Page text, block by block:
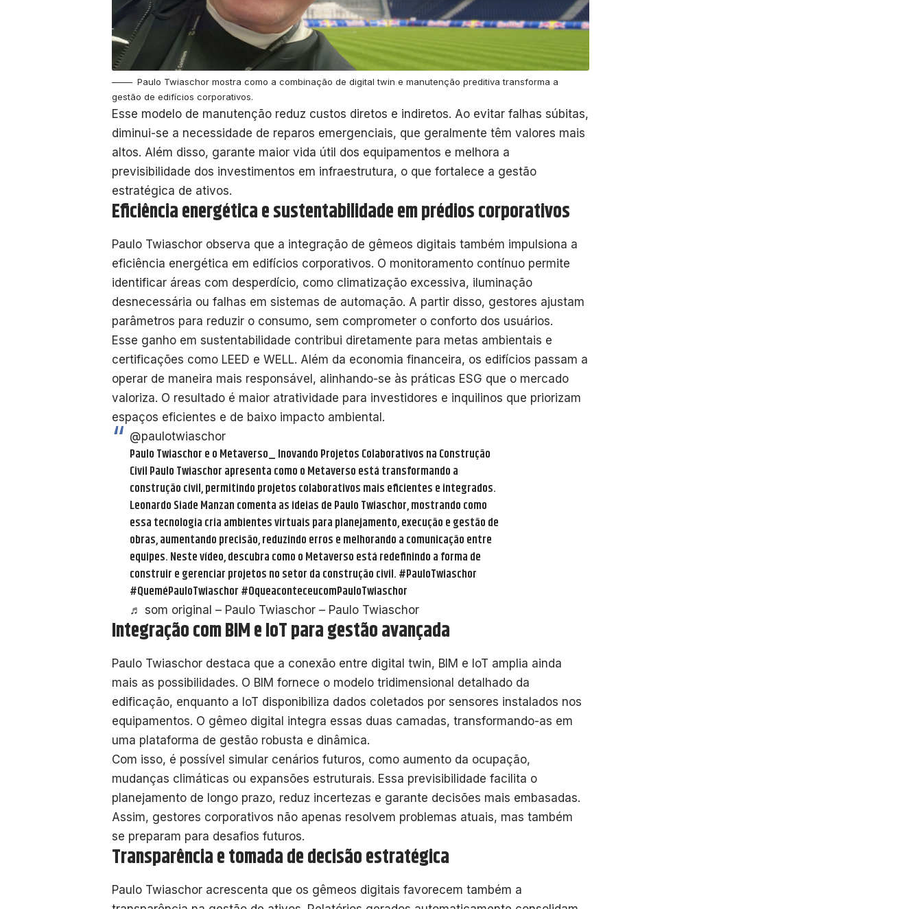
Paulo Twiaschor mostra como a combinação de digital twin e manutenção preditiva transforma a
gestão de edifícios corporativos.
Esse modelo de manutenção reduz custos diretos e indiretos. Ao evitar falhas súbitas,
diminui-se a necessidade de reparos emergenciais, que geralmente têm valores mais
altos. Além disso, garante maior vida útil dos equipamentos e melhora a
previsibilidade dos investimentos em infraestrutura, o que fortalece a gestão
estratégica de ativos.
Eficiência energética e sustentabilidade em prédios corporativos
Paulo Twiaschor observa que a integração de gêmeos digitais também impulsiona a
eficiência energética em edifícios corporativos. O monitoramento contínuo permite
identificar áreas com desperdício, como climatização excessiva, iluminação
desnecessária ou falhas em sistemas de automação. A partir disso, gestores ajustam
parâmetros para reduzir o consumo, sem comprometer o conforto dos usuários.
Esse ganho em sustentabilidade contribui diretamente para metas ambientais e
certificações como LEED e WELL. Além da economia financeira, os edifícios passam a
operar de maneira mais responsável, alinhando-se às práticas ESG que o mercado
valoriza. O resultado é maior atratividade para investidores e inquilinos que priorizam
espaços eficientes e de baixo impacto ambiental.
@paulotwiaschor
Paulo Twiaschor e o Metaverso_ Inovando Projetos Colaborativos na Construção
Civil Paulo Twiaschor apresenta como o Metaverso está transformando a
construção civil, permitindo projetos colaborativos mais eficientes e integrados.
Leonardo Siade Manzan comenta as ideias de Paulo Twiaschor, mostrando como
essa tecnologia cria ambientes virtuais para planejamento, execução e gestão de
obras, aumentando precisão, reduzindo erros e melhorando a comunicação entre
equipes. Neste vídeo, descubra como o Metaverso está redefinindo a forma de
construir e gerenciar projetos no setor da construção civil.#PauloTwiaschor
#QueméPauloTwiaschor#OqueaconteceucomPauloTwiaschor
♬ som original – Paulo Twiaschor – Paulo Twiaschor
Integração com BIM e IoT para gestão avançada
Paulo Twiaschor destaca que a conexão entre digital twin, BIM e IoT amplia ainda
mais as possibilidades. O BIM fornece o modelo tridimensional detalhado da
edificação, enquanto a IoT disponibiliza dados coletados por sensores instalados nos
equipamentos. O gêmeo digital integra essas duas camadas, transformando-as em
uma plataforma de gestão robusta e dinâmica.
Com isso, é possível simular cenários futuros, como aumento da ocupação,
mudanças climáticas ou expansões estruturais. Essa previsibilidade facilita o
planejamento de longo prazo, reduz incertezas e garante decisões mais embasadas.
Assim, gestores corporativos não apenas resolvem problemas atuais, mas também
se preparam para desafios futuros.
Transparência e tomada de decisão estratégica
Paulo Twiaschor acrescenta que os gêmeos digitais favorecem também a